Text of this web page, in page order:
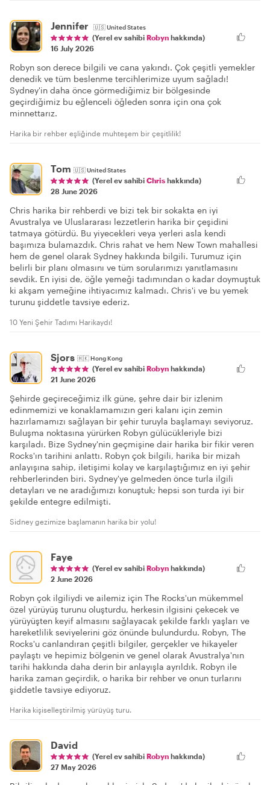
Jennifer 🇺🇸United States
(Yerel ev sahibi Robyn hakkında)
16 July 2026
Robyn son derece bilgili ve cana yakındı. Çok çeşitli yemekler
denedik ve tüm beslenme tercihlerimize uyum sağladı!
Sydney'in daha önce görmediğimiz bir bölgesinde
geçirdiğimiz bu eğlenceli öğleden sonra için ona çok
minnettarız.
Harika bir rehber eşliğinde muhteşem bir çeşitlilik!
Tom 🇺🇸United States
(Yerel ev sahibi Chris hakkında)
28 June 2026
Chris harika bir rehberdi ve bizi tek bir sokakta en iyi
Avustralya ve Uluslararası lezzetlerin harika bir çeşidini
tatmaya götürdü. Bu yiyecekleri veya yerleri asla kendi
başımıza bulamazdık. Chris rahat ve hem New Town mahallesi
hem de genel olarak Sydney hakkında bilgili. Turumuz için
belirli bir planı olmasını ve tüm sorularımızı yanıtlamasını
sevdik. En iyisi de, öğle yemeği tadımından o kadar doymuştuk
ki akşam yemeğine ihtiyacımız kalmadı. Chris'i ve bu yemek
turunu şiddetle tavsiye ederiz.
10 Yeni Şehir Tadımı Harikaydı!
Sjors 🇭🇰Hong Kong
(Yerel ev sahibi Robyn hakkında)
21 June 2026
Şehirde geçireceğimiz ilk güne, şehre dair bir izlenim
edinmemizi ve konaklamamızın geri kalanı için zemin
hazırlamamızı sağlayan bir şehir turuyla başlamayı seviyoruz.
Buluşma noktasına yürürken Robyn gülücükleriyle bizi
karşıladı. Bize Sydney'nin geçmişine dair harika bir fikir veren
Rocks'ın tarihini anlattı. Robyn çok bilgili, harika bir mizah
anlayışına sahip, iletişimi kolay ve karşılaştığımız en iyi şehir
rehberlerinden biri. Sydney'ye gelmeden önce turla ilgili
detayları ve ne aradığımızı konuştuk; hepsi son turda iyi bir
şekilde entegre edilmişti.
Sidney gezimize başlamanın harika bir yolu!
Faye
(Yerel ev sahibi Robyn hakkında)
2 June 2026
Robyn çok ilgiliydi ve ailemiz için The Rocks'un mükemmel
özel yürüyüş turunu oluşturdu, herkesin ilgisini çekecek ve
yürüyüşten keyif almasını sağlayacak şekilde farklı yaşları ve
hareketlilik seviyelerini göz önünde bulundurdu. Robyn, The
Rocks'u canlandıran çeşitli bilgiler, gerçekler ve hikayeler
paylaştı ve hepimiz bölgenin ve genel olarak Avustralya'nın
tarihi hakkında daha derin bir anlayışla ayrıldık. Robyn ile
harika zaman geçirdik, o harika bir rehber ve onun turlarını
şiddetle tavsiye ediyoruz.
Harika kişiselleştirilmiş yürüyüş turu.
David
(Yerel ev sahibi Robyn hakkında)
27 May 2026